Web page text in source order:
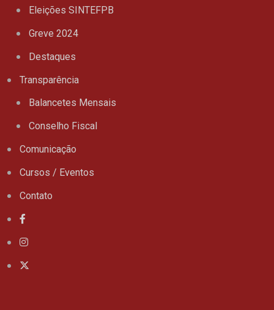
Eleições SINTEFPB
Greve 2024
Destaques
Transparência
Balancetes Mensais
Conselho Fiscal
Comunicação
Cursos / Eventos
Contato